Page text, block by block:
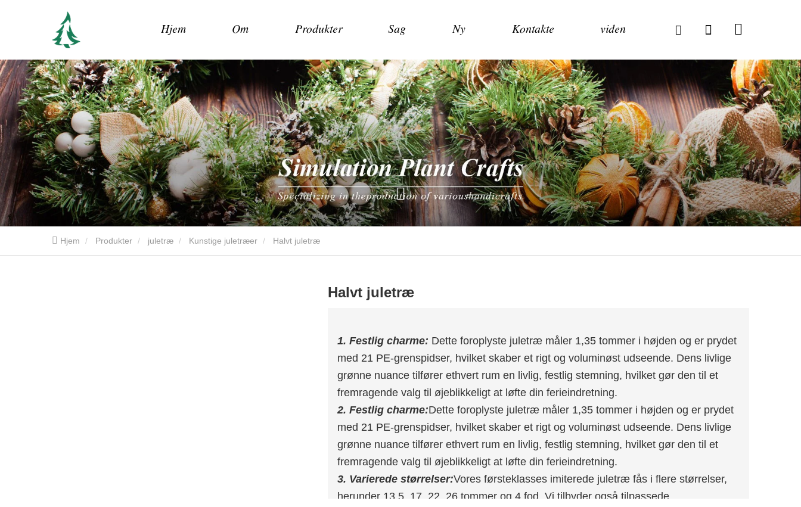
Hjem Om Produkter Sag Ny Kontakte viden
Hjem Produkter juletræ Kunstige juletræer Halvt juletræ
Halvt juletræ
1. Festlig charme: Dette foroplyste juletræ måler 1,35 tommer i højden og er prydet
med 21 PE-grenspidser, hvilket skaber et rigt og voluminøst udseende. Dens livlige
grønne nuance tilfører ethvert rum en livlig, festlig stemning, hvilket gør den til et
fremragende valg til øjeblikkeligt at løfte din ferieindretning.
2. Festlig charme:Dette foroplyste juletræ måler 1,35 tommer i højden og er prydet
med 21 PE-grenspidser, hvilket skaber et rigt og voluminøst udseende. Dens livlige
grønne nuance tilfører ethvert rum en livlig, festlig stemning, hvilket gør den til et
fremragende valg til øjeblikkeligt at løfte din ferieindretning.
3. Varierede størrelser:Vores førsteklasses imiterede juletræ fås i flere størrelser,
herunder 13,5, 17, 22, 26 tommer og 4 fod. Vi tilbyder også tilpassede